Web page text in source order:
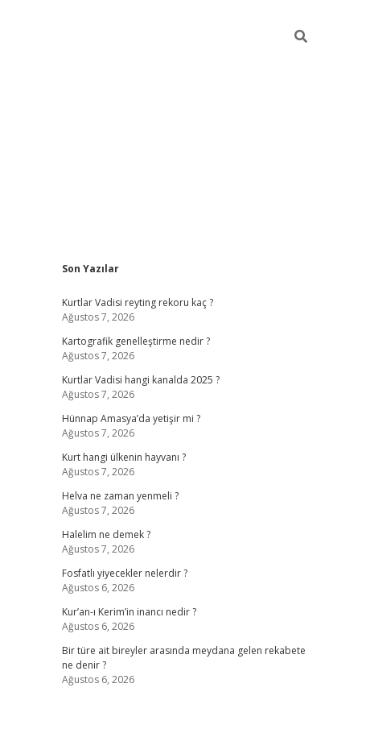
Sidebar
Son Yazılar
Kurtlar Vadisi reyting rekoru kaç ?
Ağustos 7, 2026
Kartografik genelleştirme nedir ?
Ağustos 7, 2026
Kurtlar Vadisi hangi kanalda 2025 ?
Ağustos 7, 2026
Hünnap Amasya’da yetişir mi ?
Ağustos 7, 2026
Kurt hangi ülkenin hayvanı ?
Ağustos 7, 2026
Helva ne zaman yenmeli ?
Ağustos 7, 2026
Halelim ne demek ?
Ağustos 7, 2026
Fosfatlı yiyecekler nelerdir ?
Ağustos 6, 2026
Kur’an-ı Kerim’in inancı nedir ?
Ağustos 6, 2026
Bir türe ait bireyler arasında meydana gelen rekabete
ne denir ?
Ağustos 6, 2026